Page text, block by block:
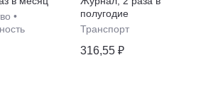
•
аппаратами
полугодие
Транспорт
316,55 ₽